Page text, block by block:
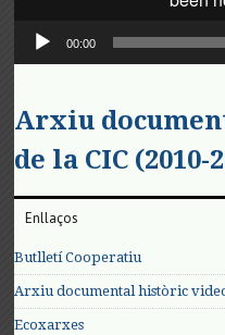
00:00
Arxiu
de la CIC (2010-
Enllaços
Butlletí Cooperatiu
Arxiu documental històric
Ecoxarxes